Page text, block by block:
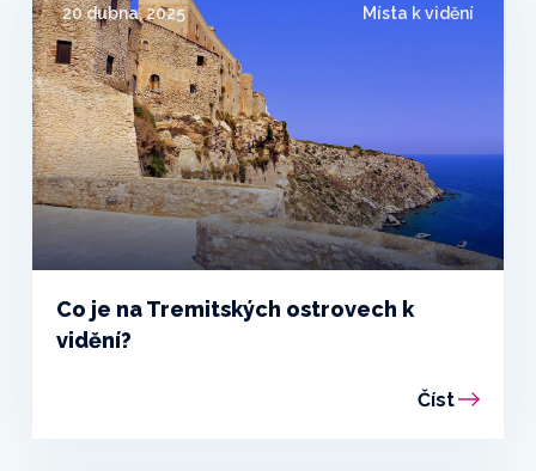
20 dubna, 2025 Místa k vidění
Co je na Tremitských ostrovech k
vidění?
Číst